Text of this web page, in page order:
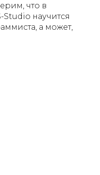
что в
научится
а может,